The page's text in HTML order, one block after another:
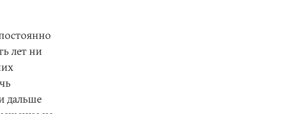
лет ни
дальше